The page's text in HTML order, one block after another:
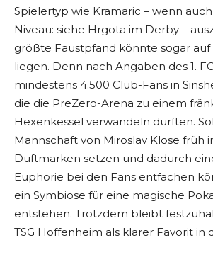
Spielertyp wie Kramaric – wenn
Niveau: siehe Hrgota im Derby –
größte Faustpfand könnte sogar auf
liegen. Denn nach Angaben des 1.
mindestens 4.500 Club-Fans in
die die PreZero-Arena zu einem
Hexenkessel verwandeln dürften.
Mannschaft von Miroslav Klose früh
Duftmarken setzen und dadurch
Euphorie bei den Fans entfachen
ein Symbiose für eine magische
entstehen. Trotzdem bleibt
TSG Hoffenheim als klarer Favorit in